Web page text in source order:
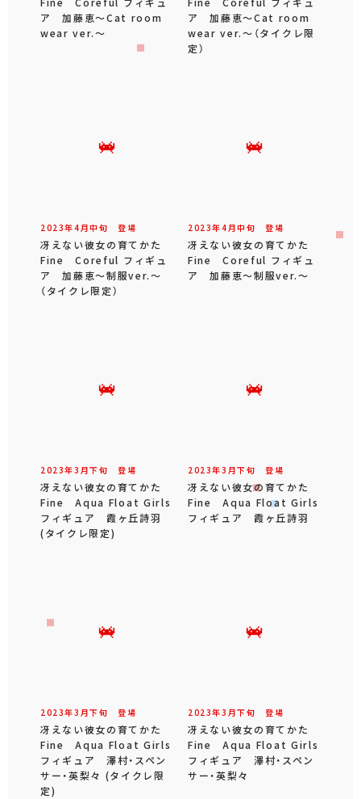
ア 加藤恵～Cat room
wear ver.～
ア 加藤恵～Cat room
wear ver.～（タイクレ限
定）
2023年4 月中旬 登場
冴えない彼女の育てかた
Fine Coreful フィギュ
ア 加藤恵～制服ver.～
（タイクレ限定）
2023年4 月中旬 登場
冴えない彼女の育てかた
Fine Coreful フィギュ
ア 加藤恵～制服ver.～
2023年3 月下旬 登場
冴えない彼女の育てかた
Fine Aqua Float Girls
フィギュア 霞ヶ丘詩羽
(タイクレ限定)
2023年3 月下旬 登場
冴えない彼女の育てかた
Fine Aqua Float Girls
フィギュア 霞ヶ丘詩羽
2023年3 月下旬 登場
冴えない彼女の育てかた
Fine Aqua Float Girls
フィギュア 澤村・スペン
サー・英梨々 (タイクレ限
定)
2023年3 月下旬 登場
冴えない彼女の育てかた
Fine Aqua Float Girls
フィギュア 澤村・スペン
サー・英梨々